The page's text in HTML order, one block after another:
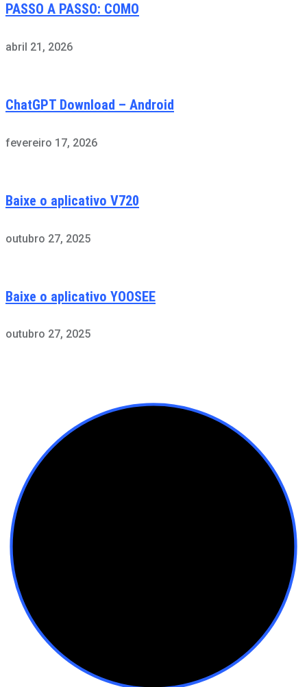
PASSO A PASSO: COMO
abril 21, 2026
ChatGPT Download – Android
fevereiro 17, 2026
Baixe o aplicativo V720
outubro 27, 2025
Baixe o aplicativo YOOSEE
outubro 27, 2025